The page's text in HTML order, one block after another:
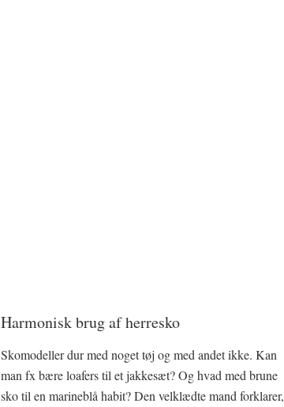
Harmonisk brug af herresko
Skomodeller dur med noget tøj og med andet ikke. Kan
man fx bære loafers til et jakkesæt? Og hvad med brune
sko til en marineblå habit? Den velklædte mand forklarer,